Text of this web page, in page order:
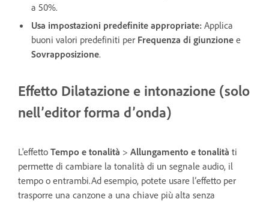
a 50%.
Usa impostazioni predefinite appropriate: Applica
buoni valori predefiniti per Frequenza di giunzione e
Sovrapposizione.
Effetto Dilatazione e intonazione (solo
nell’editor forma d’onda)
L'effetto Tempo e tonalità > Allungamento e tonalità ti
permette di cambiare la tonalità di un segnale audio, il
tempo o entrambi.Ad esempio, potete usare l’effetto per
trasporre una canzone a una chiave più alta senza